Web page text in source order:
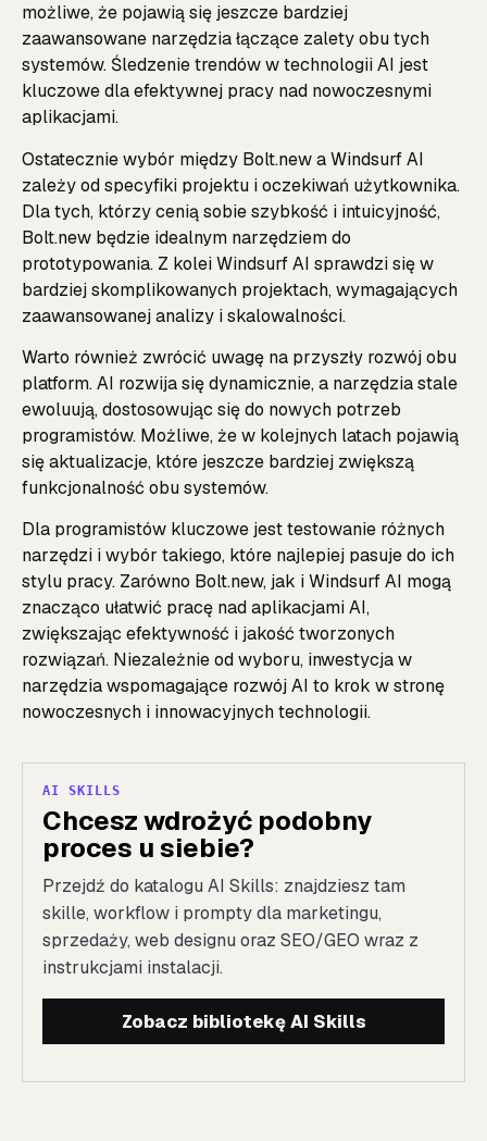
możliwe, że pojawią się jeszcze bardziej
zaawansowane narzędzia łączące zalety obu tych
systemów. Śledzenie trendów w technologii AI jest
kluczowe dla efektywnej pracy nad nowoczesnymi
aplikacjami.
Ostatecznie wybór między Bolt.new a Windsurf AI
zależy od specyfiki projektu i oczekiwań użytkownika.
Dla tych, którzy cenią sobie szybkość i intuicyjność,
Bolt.new będzie idealnym narzędziem do
prototypowania. Z kolei Windsurf AI sprawdzi się w
bardziej skomplikowanych projektach, wymagających
zaawansowanej analizy i skalowalności.
Warto również zwrócić uwagę na przyszły rozwój obu
platform. AI rozwija się dynamicznie, a narzędzia stale
ewoluują, dostosowując się do nowych potrzeb
programistów. Możliwe, że w kolejnych latach pojawią
się aktualizacje, które jeszcze bardziej zwiększą
funkcjonalność obu systemów.
Dla programistów kluczowe jest testowanie różnych
narzędzi i wybór takiego, które najlepiej pasuje do ich
stylu pracy. Zarówno Bolt.new, jak i Windsurf AI mogą
znacząco ułatwić pracę nad aplikacjami AI,
zwiększając efektywność i jakość tworzonych
rozwiązań. Niezależnie od wyboru, inwestycja w
narzędzia wspomagające rozwój AI to krok w stronę
nowoczesnych i innowacyjnych technologii.
AI SKILLS
Chcesz wdrożyć podobny
proces u siebie?
Przejdź do katalogu AI Skills: znajdziesz tam
skille, workflow i prompty dla marketingu,
sprzedaży, web designu oraz SEO/GEO wraz z
instrukcjami instalacji.
Zobacz bibliotekę AI Skills